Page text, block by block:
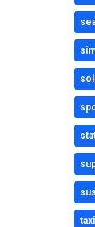
taxi